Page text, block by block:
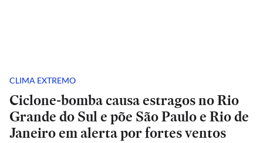
CLIMA EXTREMO
Ciclone-bomba causa estragos no Rio
Grande do Sul e põe São Paulo e Rio de
Janeiro em alerta por fortes ventos